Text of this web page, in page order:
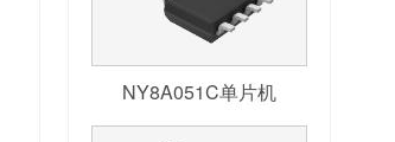
NY8A051C单片机